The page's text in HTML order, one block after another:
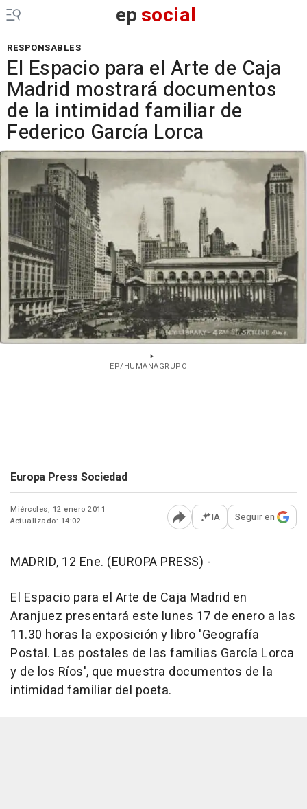
epsocial
RESPONSABLES
El Espacio para el Arte de Caja
Madrid mostrará documentos
de la intimidad familiar de
Federico García Lorca
EP/HUMANAGRUPO
Europa Press Sociedad
Miércoles, 12 enero 2011
Actualizado: 14:02
Abrir opciones para
IA Seguir en
MADRID, 12 Ene. (EUROPA PRESS) -
El Espacio para el Arte de Caja Madrid en
Aranjuez presentará este lunes 17 de enero a las
11.30 horas la exposición y libro 'Geografía
Postal. Las postales de las familias García Lorca
y de los Ríos', que muestra documentos de la
intimidad familiar del poeta.